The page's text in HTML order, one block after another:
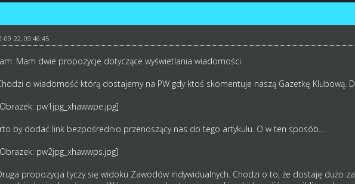
09-22, 09:46:45
Mam dwie propozycje dotyczące wyświetlania wiadomości.
o wiadomość którą dostajemy na PW gdy ktoś skomentuje naszą Gazetkę Klubową.
by dodać link bezpośrednio przenoszący nas do tego artykułu. O w ten sposób...
propozycja tyczy się widoku Zawodów indywidualnych. Chodzi o to, że dostaję dużo